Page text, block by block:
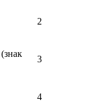
2
3
4